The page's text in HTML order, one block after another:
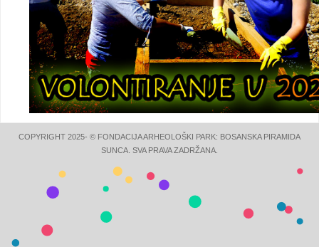
COPYRIGHT 2025- © FONDACIJA ARHEOLOŠKI PARK: BOSANSKA PIRAMIDA
SUNCA. SVA PRAVA ZADRŽANA.